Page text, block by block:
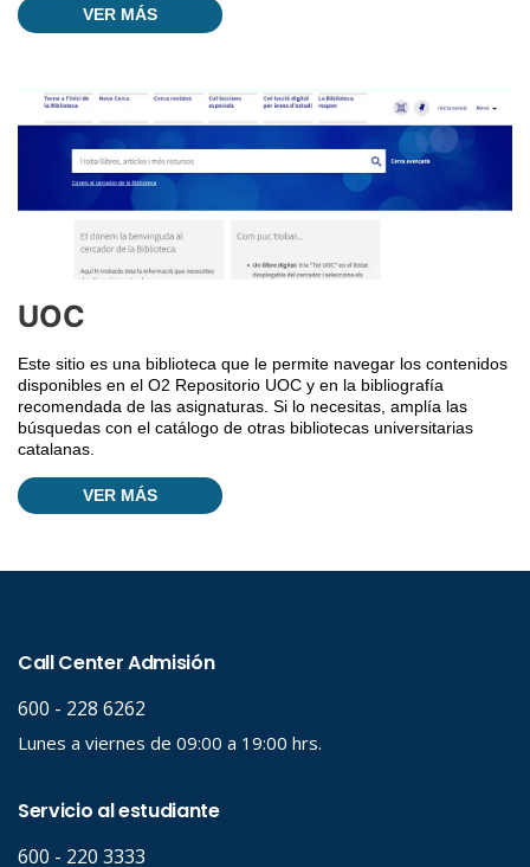
VER MÁS
UOC
Este sitio es una biblioteca que le permite navegar los contenidos
disponibles en el O2 Repositorio UOC y en la bibliografía
recomendada de las asignaturas. Si lo necesitas, amplía las
búsquedas con el catálogo de otras bibliotecas universitarias
catalanas.
VER MÁS